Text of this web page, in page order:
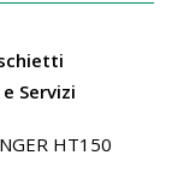
Servizi
HT150